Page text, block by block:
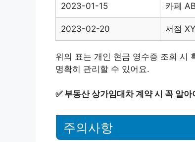
2023-01-15 카페
2023-02-20 서점
위의 표는 개인 현금 영수증 조회 시
명확히 관리할 수 있어요.
✅ 부동산 상가임대차 계약 시 꼭 알
주의사항